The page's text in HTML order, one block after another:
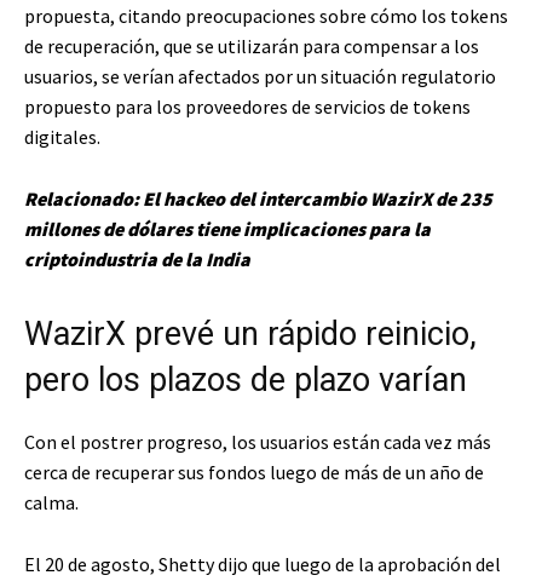
propuesta, citando preocupaciones sobre cómo los tokens
de recuperación, que se utilizarán para compensar a los
usuarios, se verían afectados por un situación regulatorio
propuesto para los proveedores de servicios de tokens
digitales.
Relacionado:El hackeo del intercambio WazirX de 235
millones de dólares tiene implicaciones para la
criptoindustria de la India
WazirX prevé un rápido reinicio,
pero los plazos de plazo varían
Con el postrer progreso, los usuarios están cada vez más
cerca de recuperar sus fondos luego de más de un año de
calma.
El 20 de agosto, Shetty dijo que luego de la aprobación del